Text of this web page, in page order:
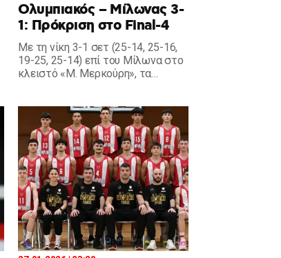
Ολυμπιακός – Μίλωνας 3-
1: Πρόκριση στο Final-4
Με τη νίκη 3-1 σετ (25-14, 25-16,
19-25, 25-14) επί του Μίλωνα στο
κλειστό «Μ. Μερκούρη», τα